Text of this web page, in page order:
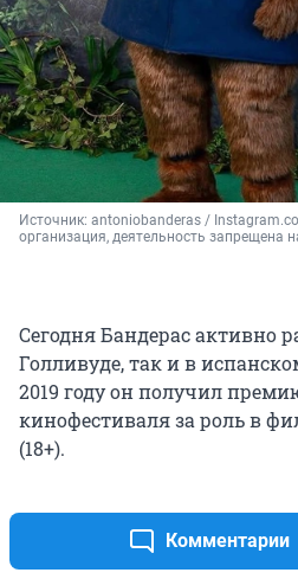
Комментарии
Источник: antoniobanderas /
организация, деятельность запрещена
Сегодня Бандерас активно
Голливуде, так и в
2019 году он получил
кинофестиваля за роль в
(18+).
Кроме того, 64-летний
собственной парфюмерной
актерское мастерство.